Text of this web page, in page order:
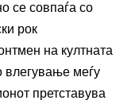
се совпаѓа со
рок
на култната
влегување меѓу
претставува